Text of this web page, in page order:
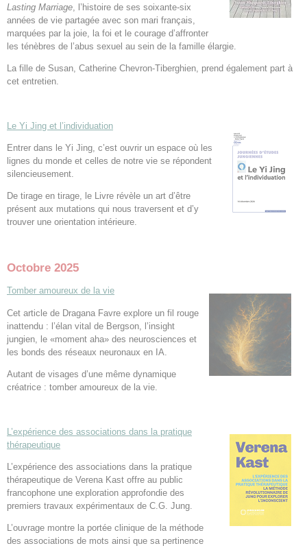
Lasting Marriage , l’histoire de ses soixante-six
années de vie partagée avec son mari français,
marquées par la joie, la foi et le courage d’affronter
les ténèbres de l’abus sexuel au sein de la famille élargie.
La fille de Susan, Catherine Chevron-Tiberghien, prend également part à
cet entretien.
Le Yi Jing et l’individuation
Entrer dans le Yi Jing, c’est ouvrir un espace où les
lignes du monde et celles de notre vie se répondent
silencieusement.
De tirage en tirage, le Livre révèle un art d’être
présent aux mutations qui nous traversent et d’y
trouver une orientation intérieure.
Octobre 2025
Tomber amoureux de la vie
Cet article de Dragana Favre explore un fil rouge
inattendu : l’élan vital de Bergson, l’insight
jungien, le «moment aha» des neurosciences et
les bonds des réseaux neuronaux en IA.
Autant de visages d’une même dynamique
créatrice : tomber amoureux de la vie.
L’expérience des associations dans la pratique
thérapeutique
L’expérience des associations dans la pratique
thérapeutique de Verena Kast offre au public
francophone une exploration approfondie des
premiers travaux expérimentaux de C.G. Jung.
L’ouvrage montre la portée clinique de la méthode
des associations de mots ainsi que sa pertinence